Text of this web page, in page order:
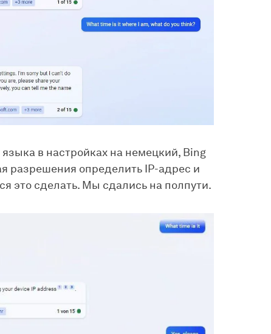
в настройках на немецкий, Bing
разрешения определить IP-адрес и
это сделать. Мы сдались на полпути.